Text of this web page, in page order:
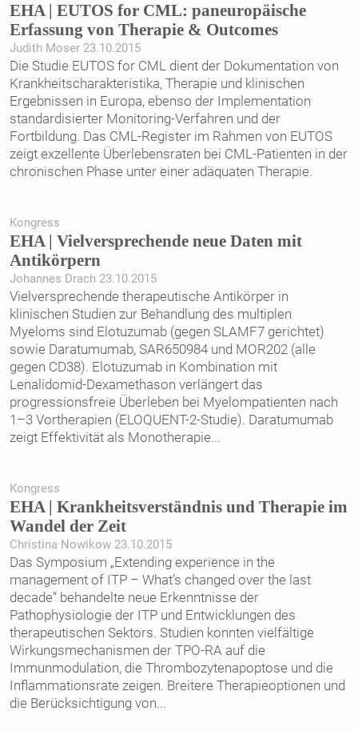
EHA | EUTOS for CML: paneuropäische
Erfassung von Therapie & Outcomes
Judith Moser 23.10.2015
Die Studie EUTOS for CML dient der Dokumentation von
Krankheitscharakteristika, Therapie und klinischen
Ergebnissen in Europa, ebenso der Implementation
standardisierter Monitoring-Verfahren und der
Fortbildung. Das CML-Register im Rahmen von EUTOS
zeigt exzellente Überlebensraten bei CML-Patienten in der
chronischen Phase unter einer adäquaten Therapie.
Kongress
EHA | Vielversprechende neue Daten mit
Antikörpern
Johannes Drach 23.10.2015
Vielversprechende therapeutische Antikörper in
klinischen Studien zur Behandlung des multiplen
Myeloms sind Elotuzumab (gegen SLAMF7 gerichtet)
sowie Daratumumab, SAR650984 und MOR202 (alle
gegen CD38). Elotuzumab in Kombination mit
Lenalidomid-Dexamethason verlängert das
progressionsfreie Überleben bei Myelompatienten nach
1–3 Vortherapien (ELOQUENT-2-Studie). Daratumumab
zeigt Effektivität als Monotherapie...
Kongress
EHA | Krankheitsverständnis und Therapie im
Wandel der Zeit
Christina Nowikow 23.10.2015
Das Symposium „Extending experience in the
management of ITP – What’s changed over the last
decade“ behandelte neue Erkenntnisse der
Pathophysiologie der ITP und Entwicklungen des
therapeutischen Sektors. Studien konnten vielfältige
Wirkungsmechanismen der TPO-RA auf die
Immunmodulation, die Thrombozytenapoptose und die
Inflammationsrate zeigen. Breitere Therapieoptionen und
die Berücksichtigung von...